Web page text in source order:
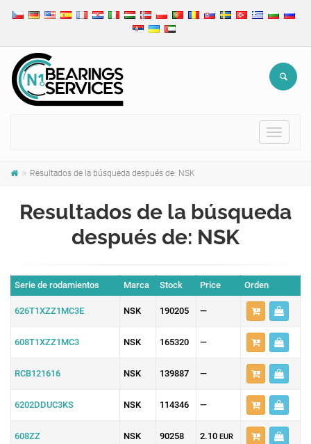
Toggle
Resultados de la búsqueda después de: NSK
Resultados de la búsqueda
después de: NSK
Serie de rodamientos Marca Stock Price Orden
626T1XZZ1MC3E NSK 190205 —
608T1XZZ1MC3 NSK 165320 —
RCB121616 NSK 139887 —
6202DDUC3KS NSK 114346 —
608ZZ NSK 90258 2.10 EUR